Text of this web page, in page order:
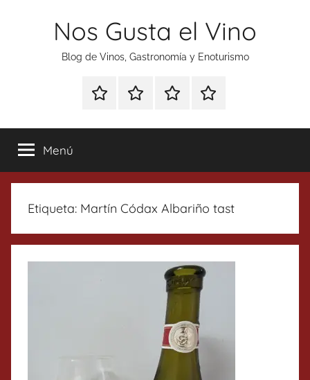
Nos Gusta el Vino
Blog de Vinos, Gastronomía y Enoturismo
Especial
Tonics
Enoturismo
Gastronomía
RankingContacto
Menú
Etiqueta: Martín Códax Albariño tast